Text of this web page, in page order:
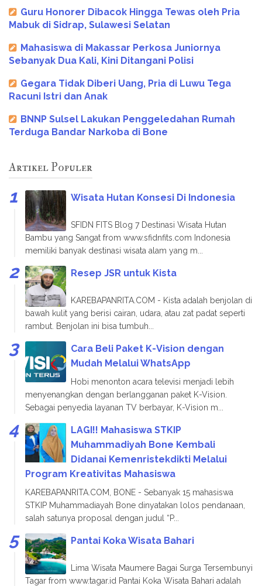
Guru Honorer Dibacok Hingga Tewas oleh Pria
Mabuk di Sidrap, Sulawesi Selatan
Mahasiswa di Makassar Perkosa Juniornya
Sebanyak Dua Kali, Kini Ditangani Polisi
Gegara Tidak Diberi Uang, Pria di Luwu Tega
Racuni Istri dan Anak
BNNP Sulsel Lakukan Penggeledahan Rumah
Terduga Bandar Narkoba di Bone
Artikel Populer
Wisata Hutan Konsesi Di Indonesia
SFIDN FITS Blog 7 Destinasi Wisata Hutan
Bambu yang Sangat from www.sfidnfits.com Indonesia
memiliki banyak destinasi wisata alam yang m...
Resep JSR untuk Kista
KAREBAPANRITA.COM - Kista adalah benjolan di
bawah kulit yang berisi cairan, udara, atau zat padat seperti
rambut. Benjolan ini bisa tumbuh...
Cara Beli Paket K-Vision dengan
Mudah Melalui WhatsApp
Hobi menonton acara televisi menjadi lebih
menyenangkan dengan berlangganan paket K-Vision.
Sebagai penyedia layanan TV berbayar, K-Vision m...
LAGI!! Mahasiswa STKIP
Muhammadiyah Bone Kembali
Didanai Kemenristekdikti Melalui
Program Kreativitas Mahasiswa
KAREBAPANRITA.COM, BONE - Sebanyak 15 mahasiswa
STKIP Muhammadiayah Bone dinyatakan lolos pendanaan,
salah satunya proposal dengan judul “P...
Pantai Koka Wisata Bahari
Lima Wisata Maumere Bagai Surga Tersembunyi
Tagar from www.tagar.id Pantai Koka Wisata Bahari adalah